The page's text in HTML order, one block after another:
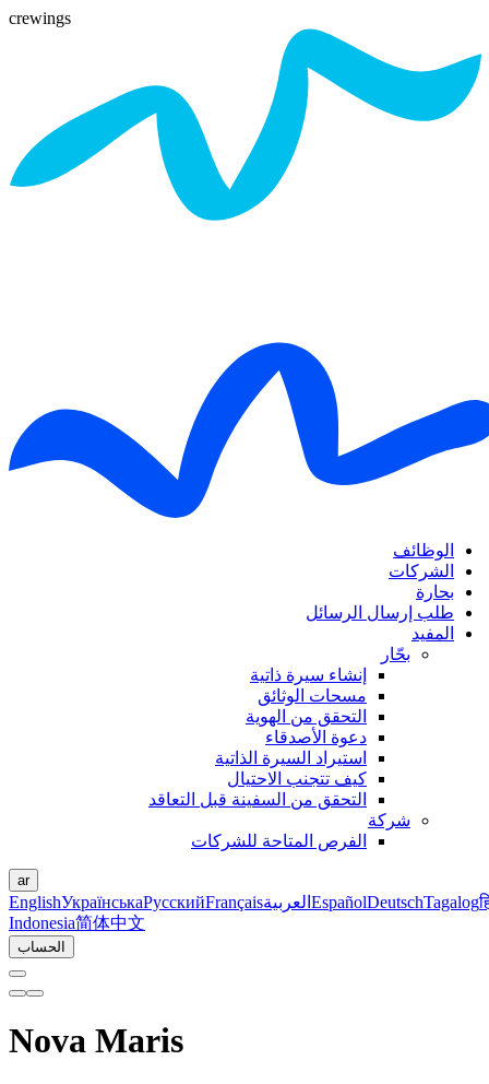
crewings
الوظائف
الشركات
بحارة
طلب إرسال الرسائل
المفيد
بحّار
إنشاء سيرة ذاتية
مسحات الوثائق
التحقق من الهوية
دعوة الأصدقاء
استيراد السيرة الذاتية
كيف تتجنب الاحتيال
التحقق من السفينة قبل التعاقد
شركة
الفرص المتاحة للشركات
ar
EnglishУкраїнськаРусскийFrançaisالعربية EspañolDeutschTagalog
Indonesia简体中文
الحساب
Nova Maris